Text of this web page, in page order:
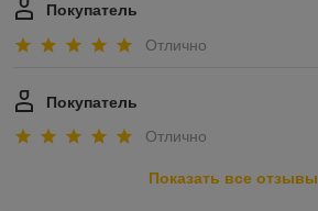
Покупатель
Отлично
Покупатель
Отлично
Показать все отзывы